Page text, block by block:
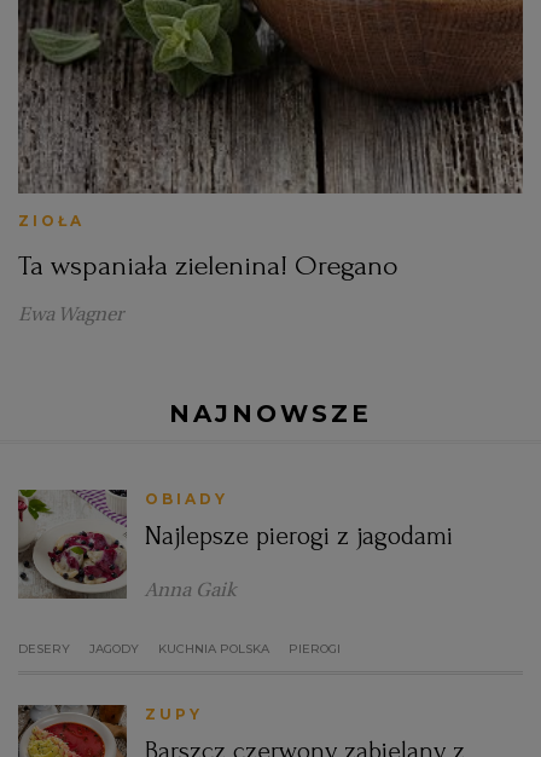
ZIOŁA
Ta wspaniała zielenina! Oregano
Ewa Wagner
NAJNOWSZE
OBIADY
Najlepsze pierogi z jagodami
Anna Gaik
DESERY JAGODY KUCHNIA POLSKA PIEROGI
ZUPY
Barszcz czerwony zabielany z